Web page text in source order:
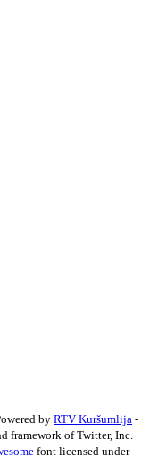
by RTV Kuršumlija -
framework of Twitter, Inc.
font licensed under